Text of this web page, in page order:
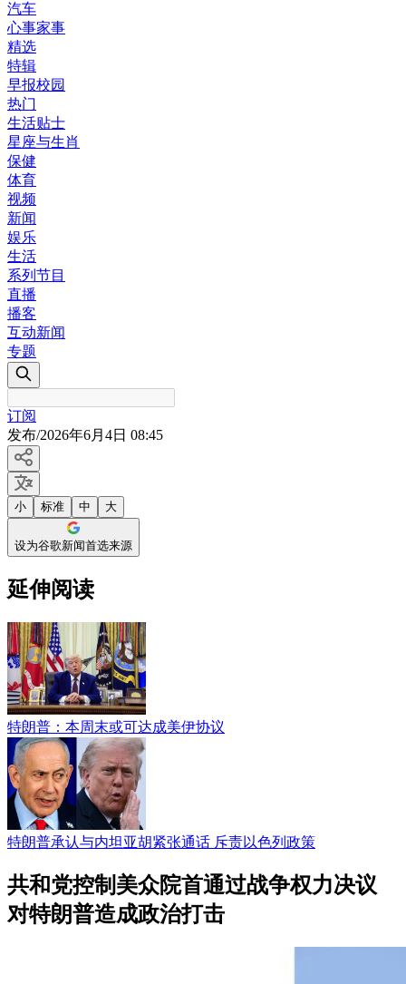
汽车
心事家事
精选
特辑
早报校园
热门
生活贴士
星座与生肖
保健
体育
视频
新闻
娱乐
生活
系列节目
直播
播客
互动新闻
专题
订阅
发布/2026年6月4日 08:45
小 标准 中 大
设为谷歌新闻首选来源
延伸阅读
特朗普：本周末或可达成美伊协议
特朗普承认与内坦亚胡紧张通话 斥责以色列政策
共和党控制美众院首通过战争权力决议
对特朗普造成政治打击